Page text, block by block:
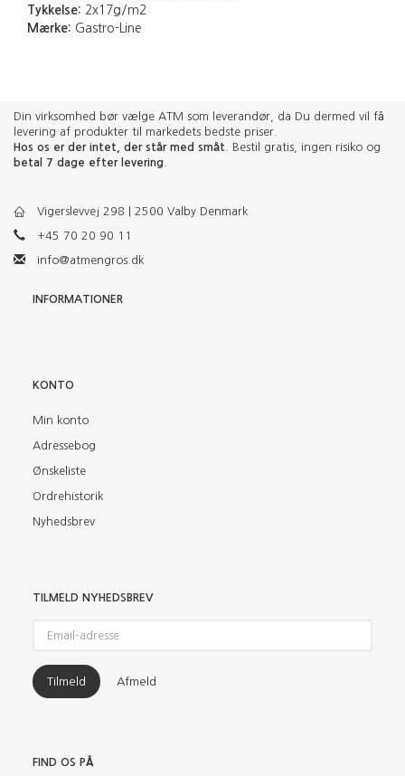
Tykkelse: 2x17g/m2
Mærke: Gastro-Line
Din virksomhed bør vælge ATM som leverandør, da Du dermed vil få
levering af produkter til markedets bedste priser.
Hos os er der intet, der står med småt . Bestil gratis, ingen risiko og
betal 7 dage efter levering
Vigerslevvej 298 | 2500 Valby Denmark
+45 70 20 90 11
info@atmengros.dk
INFORMATIONER
KONTO
Min konto
Adressebog
Ønskeliste
Ordrehistorik
Nyhedsbrev
TILMELD NYHEDSBREV
adresse
Tilmeld Afmeld
FIND OS PÅ